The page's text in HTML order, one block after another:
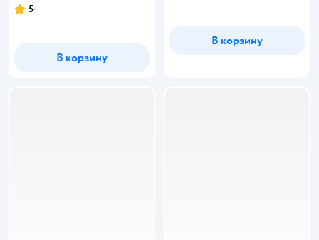
Рейтинг:
5
В корзину
В корзину